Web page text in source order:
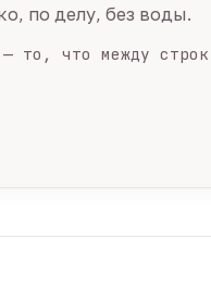
по делу, без воды.
то, что между